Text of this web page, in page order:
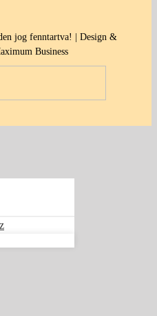
jog fenntartva! | Design &
Business